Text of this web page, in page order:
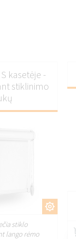
kasetėje -
stiklinimo
stiklo
lango rėmo